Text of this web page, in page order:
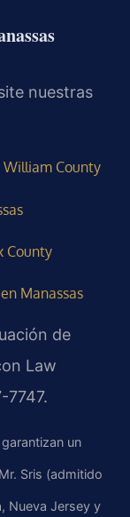
nuestras
William County
County
Manassas
de
Law
7747.
un
Sris (admitido
Nueva Jersey y